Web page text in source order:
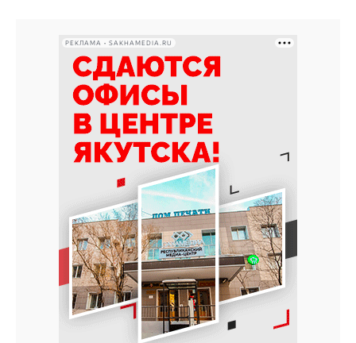
РЕКЛАМА • SAKHAMEDIA.RU